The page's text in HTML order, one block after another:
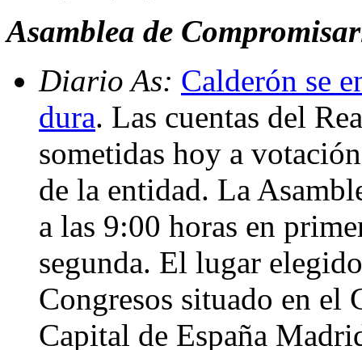
Asamblea de
Diario As: Calderón se
dura. Las cuentas del
sometidas hoy a
de la entidad. La
a las 9:00 horas en
segunda. El lugar
Congresos situado en el
Capital de España